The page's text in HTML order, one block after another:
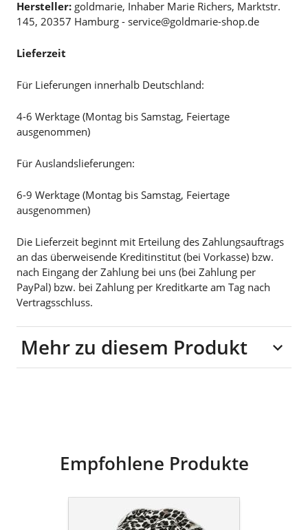
Hersteller: goldmarie, Inhaber Marie Richers, Marktstr.
145, 20357 Hamburg - service@goldmarie-shop.de
Lieferzeit
Für Lieferungen innerhalb Deutschland:
4-6 Werktage (Montag bis Samstag, Feiertage
ausgenommen)
Für Auslandslieferungen:
6-9 Werktage (Montag bis Samstag, Feiertage
ausgenommen)
Die Lieferzeit beginnt mit Erteilung des Zahlungsauftrags
an das überweisende Kreditinstitut (bei Vorkasse) bzw.
nach Eingang der Zahlung bei uns (bei Zahlung per
PayPal) bzw. bei Zahlung per Kreditkarte am Tag nach
Vertragsschluss.
Mehr zu diesem Produkt
Empfohlene Produkte